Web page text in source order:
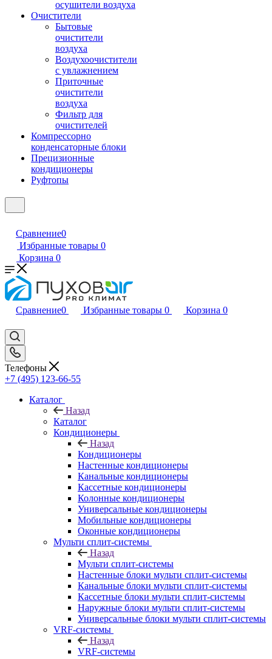
осушители воздуха
Очистители
Бытовые
очистители
воздуха
Воздухоочистители
с увлажнением
Приточные
очистители
воздуха
Фильтр для
очистителей
Компрессорно
конденсаторные блоки
Прецизионные
кондиционеры
Руфтопы
Сравнение0
Избранные товары 0
Корзина 0
Сравнение0 Избранные товары 0 Корзина 0
Телефоны
+7 (495) 123-66-55
Каталог
Назад
Каталог
Кондиционеры
Назад
Кондиционеры
Настенные кондиционеры
Канальные кондиционеры
Кассетные кондиционеры
Колонные кондиционеры
Универсальные кондиционеры
Мобильные кондиционеры
Оконные кондиционеры
Мульти сплит-системы
Назад
Мульти сплит-системы
Настенные блоки мульти сплит-системы
Канальные блоки мульти сплит-системы
Кассетные блоки мульти сплит-системы
Наружные блоки мульти сплит-системы
Универсальные блоки мульти сплит-системы
VRF-системы
Назад
VRF-системы